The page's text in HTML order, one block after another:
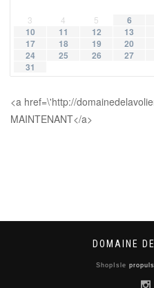
3
4 5 6
10
11 12 13
17
18 19 20
24
25 26 27
31
<a href=\'http://
MAINTENANT</a>
DOMAINE
ShopIsle